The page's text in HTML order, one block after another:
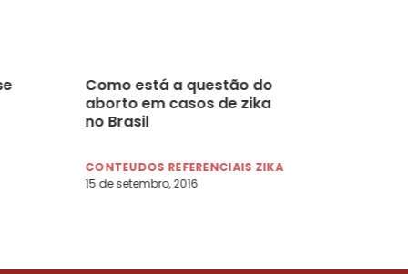
Como está a questão do
aborto em casos de zika
no Brasil
CONTEUDOS REFERENCIAIS ZIKA
15 de setembro, 2016